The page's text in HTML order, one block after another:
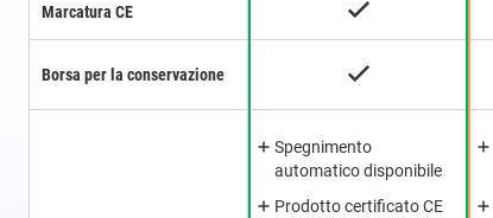
Marcatura CE
Borsa per la conservazione
Spegnimento
automatico disponibile
Prodotto certificato CE